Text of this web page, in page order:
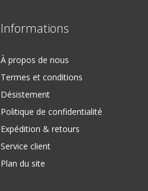
Informations
À propos de nous
Termes et conditions
Désistement
Politique de confidentialité
Expédition & retours
Service client
Plan du site